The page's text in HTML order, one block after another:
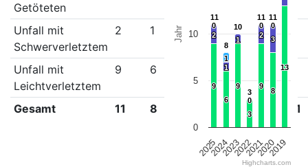
Getöteten
Unfall mit
Schwerverletztem
2 1 1 0 2 3
Unfall mit
Leichtverletztem
9 6 3
Gesamt 11 8 11
Jahr
11
11
8
8
10
10
3
3
11
11 11
11
0
0
1
1
0
0
0
0 0
0
2
2
1
1
1
1
2
2 3
3
9
9
6
6
9
9
3
3
9
9
8
8
13
13
2025202420232022202120202019
0
5
10
Highcharts.com